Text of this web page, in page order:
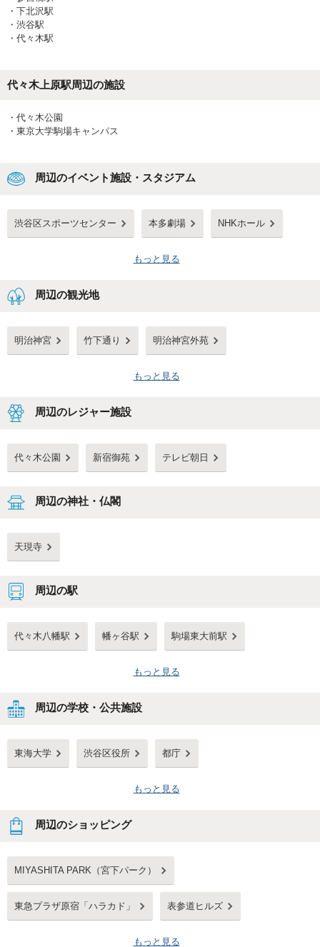
・ 下北沢駅
・ 渋谷駅
・ 代々木駅
代々木上原駅周辺の施設
・ 代々木公園
・ 東京大学駒場キャンパス
周辺のイベント施設・スタジアム
渋谷区スポーツセンター 本多劇場 NHKホール
もっと見る
周辺の観光地
明治神宮 竹下通り 明治神宮外苑
もっと見る
周辺のレジャー施設
代々木公園 新宿御苑 テレビ朝日
周辺の神社・仏閣
天現寺
周辺の駅
代々木八幡駅 幡ヶ谷駅 駒場東大前駅
もっと見る
周辺の学校・公共施設
東海大学 渋谷区役所 都庁
もっと見る
周辺のショッピング
MIYASHITA PARK（宮下パーク）
東急プラザ原宿「ハラカド」 表参道ヒルズ
もっと見る